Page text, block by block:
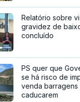
Relatório sobre
gravidez de
concluído
PS quer que
se há risco de
venda barragens
caducarem